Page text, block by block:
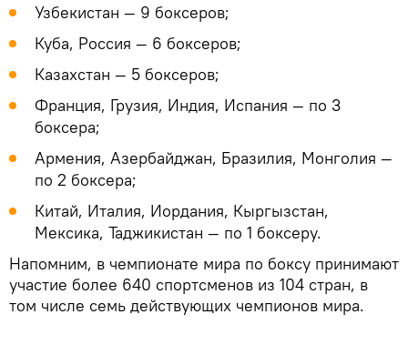
Узбекистан — 9 боксеров;
Куба, Россия — 6 боксеров;
Казахстан — 5 боксеров;
Франция, Грузия, Индия, Испания — по 3
боксера;
Армения, Азербайджан, Бразилия, Монголия —
по 2 боксера;
Китай, Италия, Иордания, Кыргызстан,
Мексика, Таджикистан — по 1 боксеру.
Напомним, в чемпионате мира по боксу принимают
участие более 640 спортсменов из 104 стран, в
том числе семь действующих чемпионов мира.